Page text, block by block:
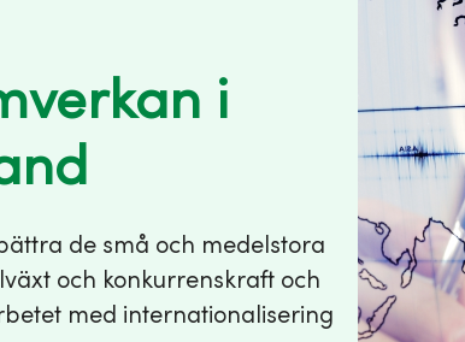
i
de små och medelstora
och konkurrenskraft och
med internationalisering